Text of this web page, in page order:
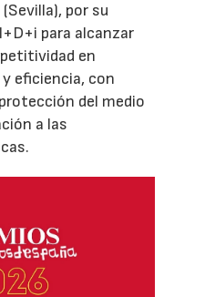
por su
para alcanzar
en
eficiencia, con
del medio
a las